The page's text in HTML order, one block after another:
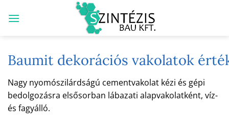
Baumit dekorációs vakolatok
Nagy nyomószilárdságú cementvakolat kézi és gépi
bedolgozásra elsősorban lábazati alapvakolatként, víz-
és fagyálló.